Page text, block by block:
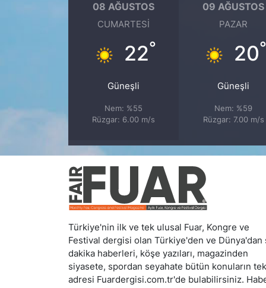
08 AĞUSTOS
CUMARTESI
22°
Güneşli
Nem: %55
Rüzgar: 6.00 m/s
09 AĞUSTOS
PAZAR
20°
Güneşli
Nem: %59
Rüzgar: 7.00 m/s
Türkiye'nin ilk ve tek ulusal Fuar, Kongre ve
Festival dergisi olan Türkiye'den ve Dünya'dan
dakika haberleri, köşe yazıları, magazinden
siyasete, spordan seyahate bütün konuların tek
adresi Fuardergisi.com.tr'de bulabilirsiniz.